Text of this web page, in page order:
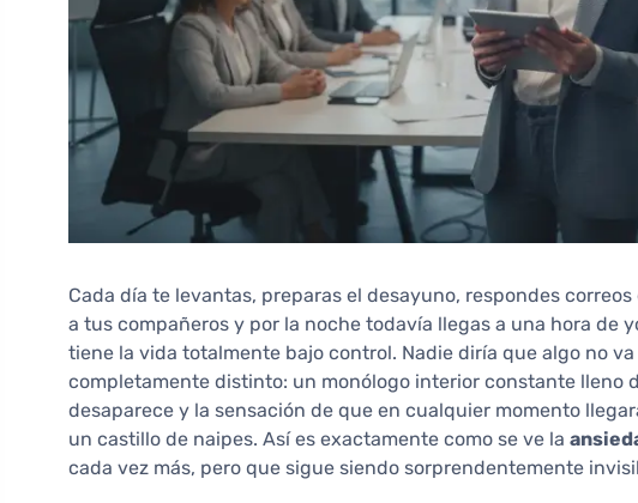
Cada día te levantas, preparas el desayuno, respondes
a tus compañeros y por la noche todavía llegas a una hora de
tiene la vida totalmente bajo control. Nadie diría que algo no
completamente distinto: un monólogo interior constante lleno
desaparece y la sensación de que en cualquier momento
un castillo de naipes. Así es exactamente como se ve la
cada vez más, pero que sigue siendo sorprendentemente